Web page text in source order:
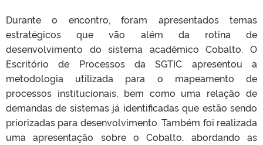
Durante o encontro, foram apresentados temas
estratégicos que vão além da rotina de
desenvolvimento do sistema acadêmico Cobalto. O
Escritório de Processos da SGTIC apresentou a
metodologia utilizada para o mapeamento de
processos institucionais, bem como uma relação de
demandas de sistemas já identificadas que estão sendo
priorizadas para desenvolvimento. Também foi realizada
uma apresentação sobre o Cobalto, abordando as